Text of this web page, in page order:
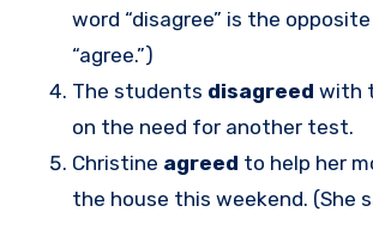
word “disagree” is the
“agree.”)
The students disagreed with
on the need for another test.
Christine agreed to help her
the house this weekend. (She